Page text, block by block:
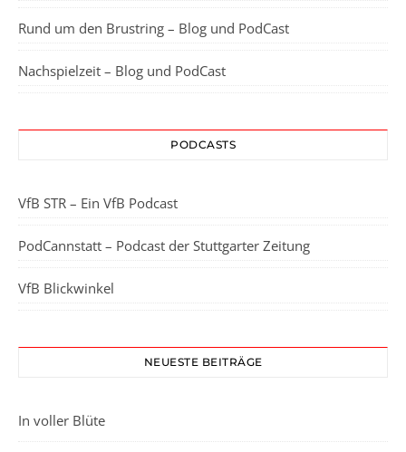
Rund um den Brustring – Blog und PodCast
Nachspielzeit – Blog und PodCast
PODCASTS
VfB STR – Ein VfB Podcast
PodCannstatt – Podcast der Stuttgarter Zeitung
VfB Blickwinkel
NEUESTE BEITRÄGE
In voller Blüte